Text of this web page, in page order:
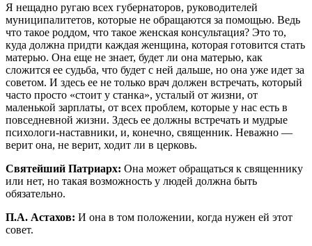
Я нещадно ругаю всех губернаторов, руководителей
муниципалитетов, которые не обращаются за помощью. Ведь
что такое роддом, что такое женская консультация? Это то,
куда должна придти каждая женщина, которая готовится стать
матерью. Она еще не знает, будет ли она матерью, как
сложится ее судьба, что будет с ней дальше, но она уже идет за
советом. И здесь ее не только врач должен встречать, который
часто просто «стоит у станка», усталый от жизни, от
маленькой зарплаты, от всех проблем, которые у нас есть в
повседневной жизни. Здесь ее должны встречать и мудрые
психологи-наставники, и, конечно, священник. Неважно —
верит она, не верит, ходит ли в церковь.
Святейший Патриарх: Она может обращаться к священнику
или нет, но такая возможность у людей должна быть
обязательно.
П.А. Астахов: И она в том положении, когда нужен ей этот
совет.